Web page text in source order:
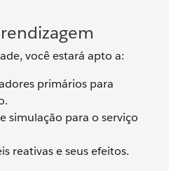
você estará apto a:
primários para
simulação para o serviço
reativas e seus efeitos.